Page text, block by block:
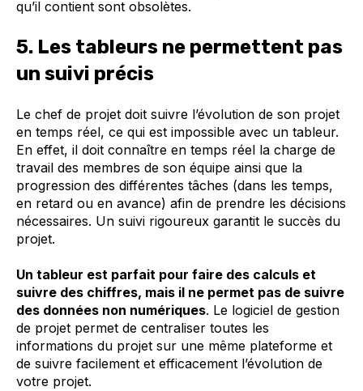
qu’il contient sont obsolètes.
5. Les tableurs ne permettent pas
un suivi précis
Le chef de projet doit suivre l’évolution de son projet
en temps réel, ce qui est impossible avec un tableur.
En effet, il doit connaître en temps réel la charge de
travail des membres de son équipe ainsi que la
progression des différentes tâches (dans les temps,
en retard ou en avance) afin de prendre les décisions
nécessaires. Un suivi rigoureux garantit le succès du
projet.
Un tableur est parfait pour faire des calculs et
suivre des chiffres, mais il ne permet pas de suivre
des données non numériques. Le logiciel de gestion
de projet permet de centraliser toutes les
informations du projet sur une même plateforme et
de suivre facilement et efficacement l’évolution de
votre projet.